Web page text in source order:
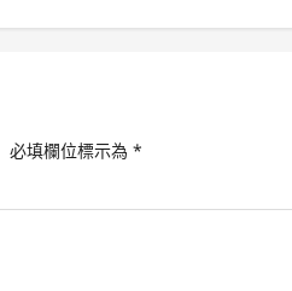
必填欄位標示為 *